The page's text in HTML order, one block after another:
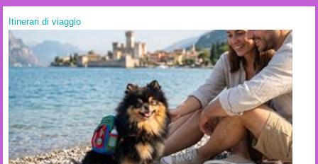
Itinerari di viaggio